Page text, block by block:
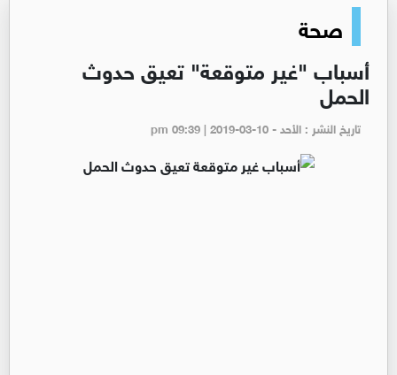
صحة
أسباب "غير متوقعة" تعيق حدوث
الحمل
تاريخ النشر : الأحد - pm 09:39 | 2019-03-10